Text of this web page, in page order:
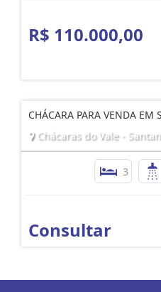
R$ 110.000,00
CHÁCARA PARA VENDA EM
Chácaras do Vale -
3
Consultar